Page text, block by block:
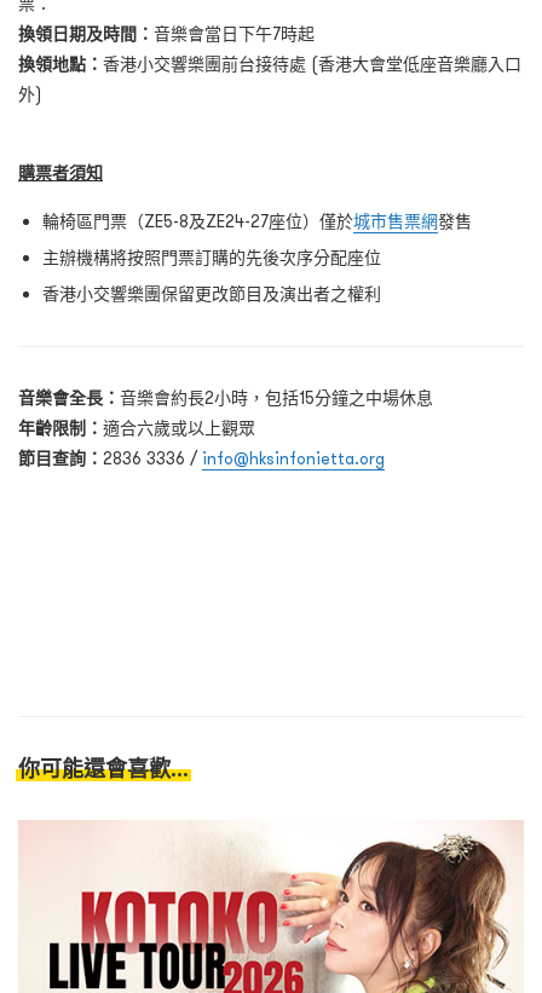
換領日期及時間 ： 音樂會當日下午7時起
換領地點 ： 香港小交響樂團前台接待處 (香港大會堂低座音樂廳入口
外)
購票者須知
輪椅區門票（ZE5-8及ZE24-27座位）僅於城市售票網發售
主辦機構將按照門票訂購的先後次序分配座位
香港小交響樂團保留更改節目及演出者之權利
音樂會全長： 音樂會約長2小時，包括15分鐘之中場休息
年齡限制： 適合六歲或以上觀眾
節目查詢： 2836 3336 / info@hksinfonietta.org
你可能還會喜歡...